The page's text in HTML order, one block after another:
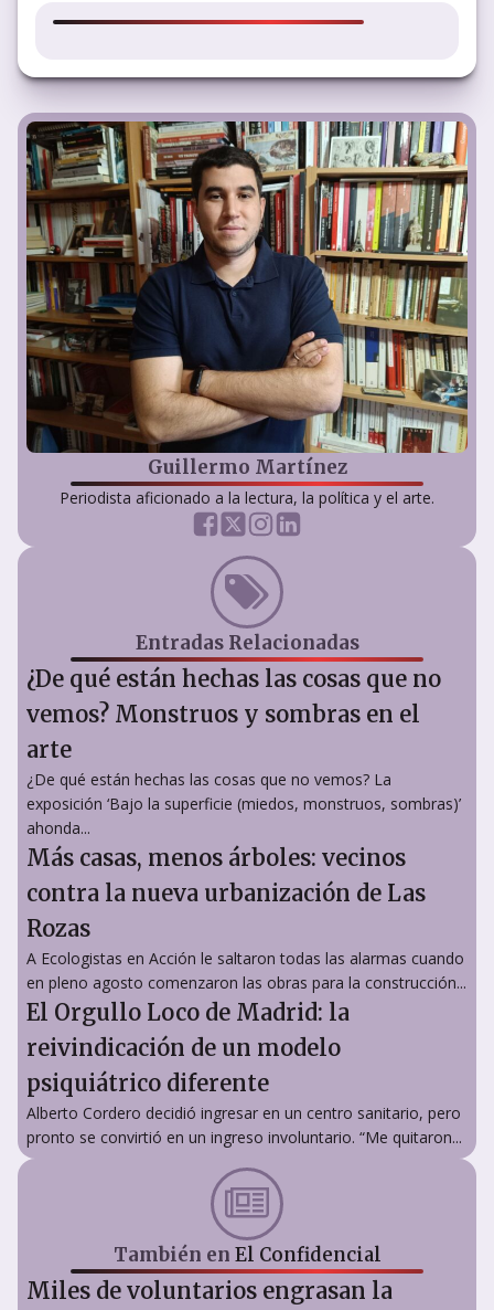
Guillermo Martínez
Periodista aficionado a la lectura, la política y el arte.
Entradas Relacionadas
¿De qué están hechas las cosas que no
vemos? Monstruos y sombras en el
arte
¿De qué están hechas las cosas que no vemos? La
exposición ‘Bajo la superficie (miedos, monstruos, sombras)’
ahonda...
Más casas, menos árboles: vecinos
contra la nueva urbanización de Las
Rozas
A Ecologistas en Acción le saltaron todas las alarmas cuando
en pleno agosto comenzaron las obras para la construcción...
El Orgullo Loco de Madrid: la
reivindicación de un modelo
psiquiátrico diferente
Alberto Cordero decidió ingresar en un centro sanitario, pero
pronto se convirtió en un ingreso involuntario. “Me quitaron...
También en El Confidencial
Miles de voluntarios engrasan la